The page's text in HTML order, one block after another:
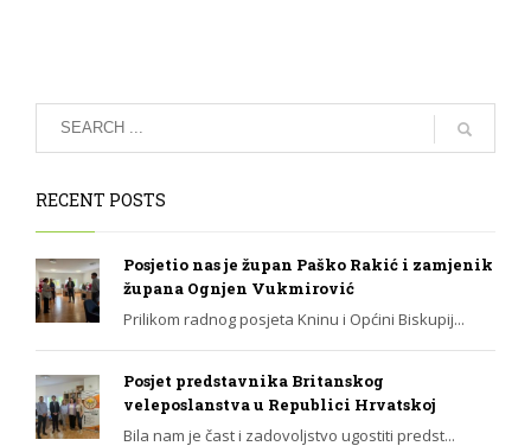
RECENT POSTS
Posjetio nas je župan Paško Rakić i zamjenik
župana Ognjen Vukmirović
Prilikom radnog posjeta Kninu i Općini Biskupij...
Posjet predstavnika Britanskog
veleposlanstva u Republici Hrvatskoj
Bila nam je čast i zadovoljstvo ugostiti predst...